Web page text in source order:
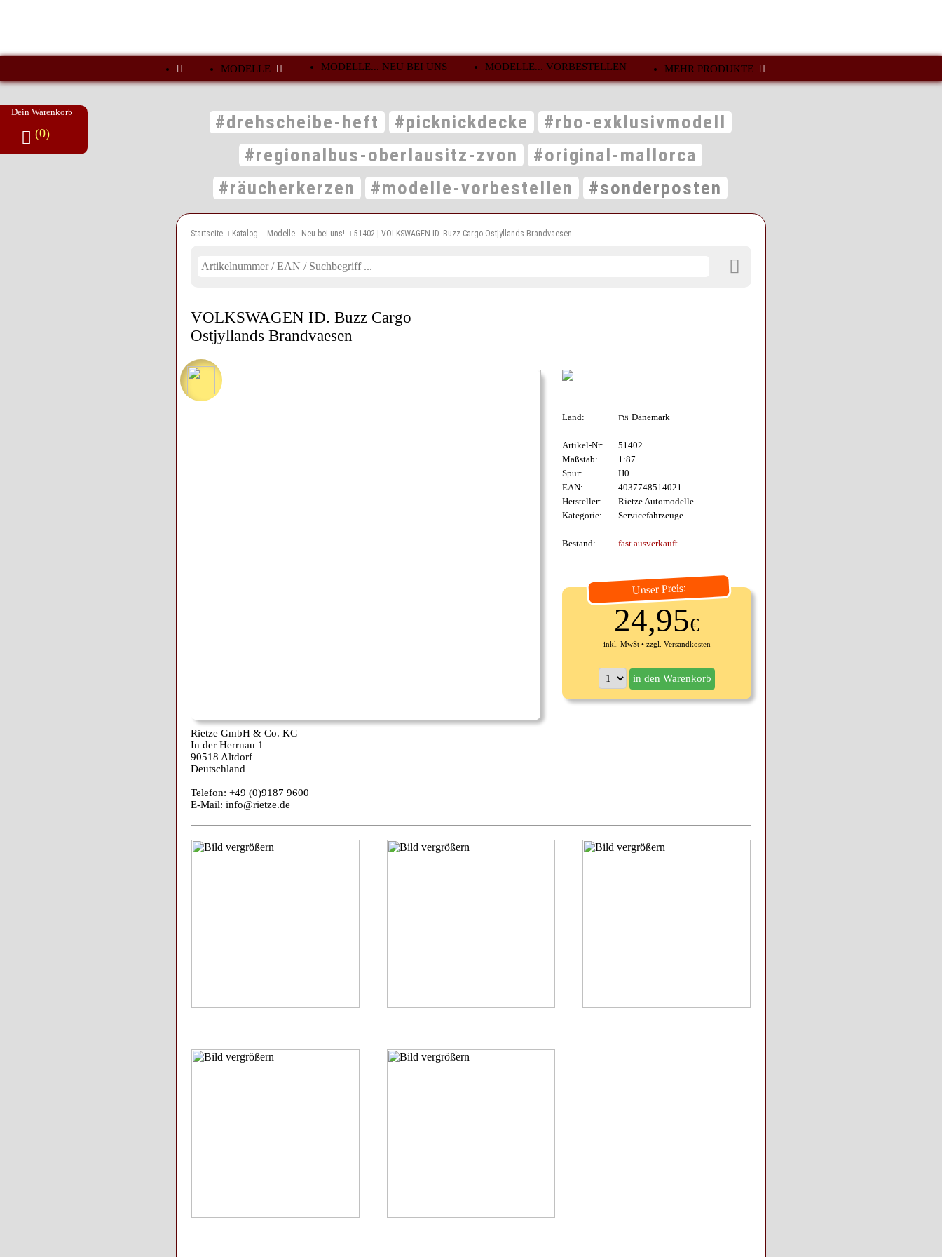
MODELLE MODELLE... NEU BEI UNS MODELLE... VORBESTELLEN MEHR PRODUKTE
Dein Warenkorb
(0) #drehscheibe-heft #picknickdecke
#rbo-exklusivmodell
#regionalbus-oberlausitz-zvon
#original-mallorca
#räucherkerzen
#modelle-vorbestellen #sonderposten
Startseite Katalog Modelle - Neu bei uns! 51402 | VOLKSWAGEN ID. Buzz Cargo Ostjyllands Brandvaesen
VOLKSWAGEN ID. Buzz Cargo
Ostjyllands Brandvaesen
Land: Dänemark
Artikel-Nr:
51402
Maßstab:
1:87
Spur:
H0
EAN:
4037748514021
Hersteller:
Rietze Automodelle
Kategorie:
Servicefahrzeuge
Bestand: fast ausverkauft
Unser Preis:
24,95€
inkl. MwSt • zzgl. Versandkosten
Rietze GmbH & Co. KG
In der Herrnau 1
90518 Altdorf
Deutschland
Telefon: +49 (0)9187 9600
E-Mail: info@rietze.de